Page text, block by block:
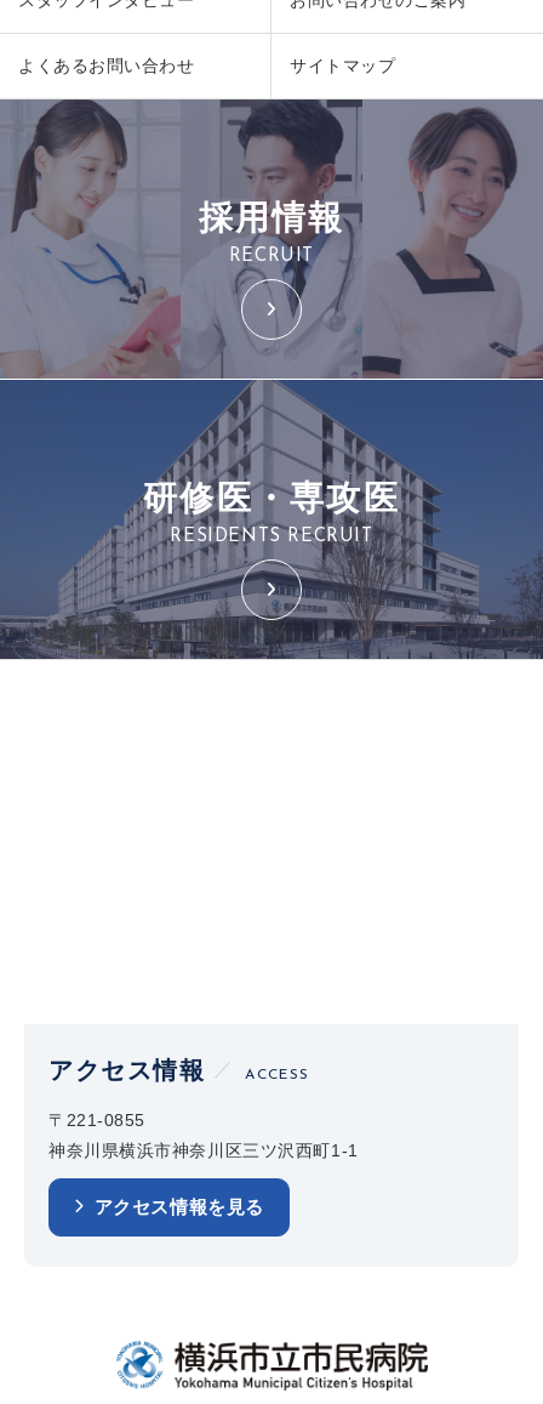
よくあるお問い合わせ サイトマップ
採用情報
RECRUIT
研修医・専攻医
RESIDENTS RECRUIT
アクセス情報 ACCESS
〒221-0855
神奈川県横浜市神奈川区三ツ沢西町1-1
アクセス情報を見る